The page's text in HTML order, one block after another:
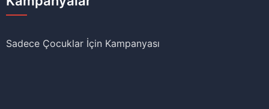
Sadece Çocuklar İçin Kampanyası